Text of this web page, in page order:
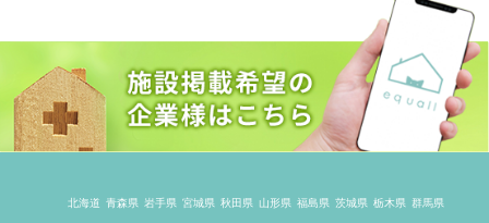
北海道 青森県 岩手県 宮城県 秋田県 山形県 福島県 茨城県 栃木県 群馬県